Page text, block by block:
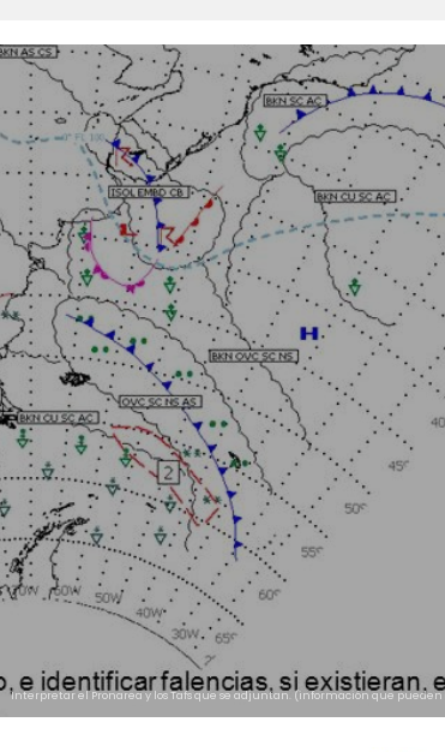
Interpretar el Pronarea y los Tafs que se adjuntan. (información que pueden